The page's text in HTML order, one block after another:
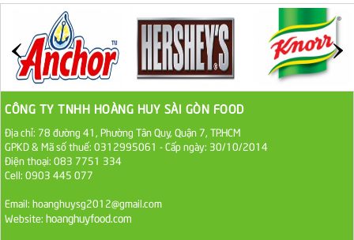
ĐƯỜNG SẠCH CÔ BA BIÊN HÒA 1KG
27.000 VND
Đường cát trắng An Khê bao 50kg
1.100.000 VND
Sa Tế Tôm Cholimex PET Hũ 450g
Ớt Sa Tế Cholimex Hũ Thuỷ Tinh 150g
CÔNG TY TNHH HOÀNG HUY SÀI GÒN FOOD
Địa chỉ: 78 đường 41, Phường Tân Quy, Quận 7, TP.HCM
GPKD & Mã số thuế: 0312995061 - Cấp ngày: 30/10/2014
Điện thoại: 083 7751 334
Cell: 0903 445 077
Email: hoanghuysg2012@gmail.com
Website: hoanghuyfood.com